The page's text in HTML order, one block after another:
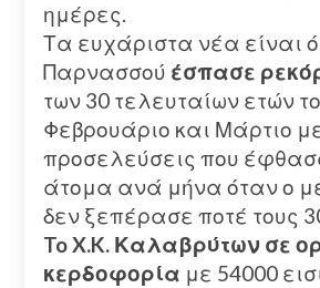
ημέρες.
Τα ευχάριστα νέα είναι
Παρνασσού έσπασε
των 30 τελευταίων ετών
Φεβρουάριο και Μάρτιο
προσελεύσεις που
άτομα ανά μήνα όταν ο
δεν ξεπέρασε ποτέ τους
To X.K. Καλαβρύτων σε
κερδοφορία με 54000